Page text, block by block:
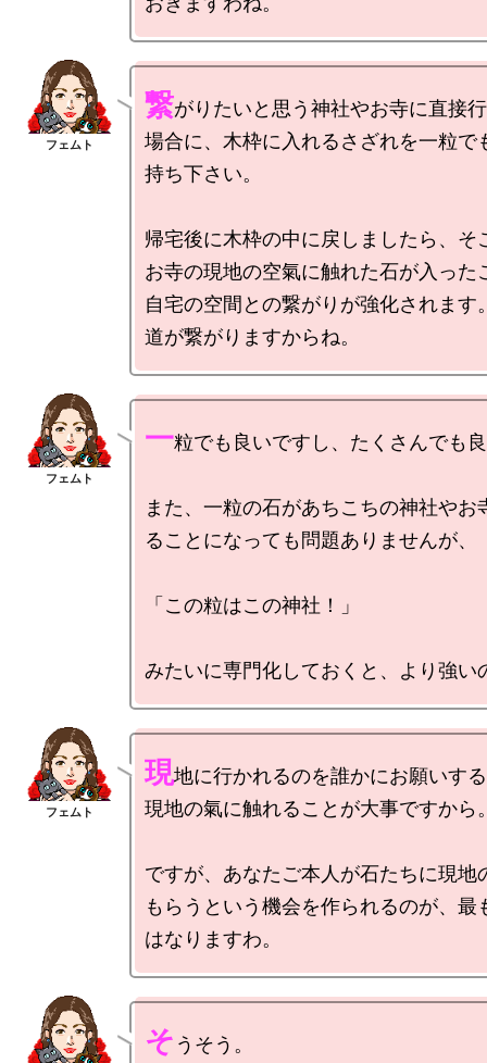
繋がりたいと思う神社やお寺に直接
場合に、木枠に入れるさざれを一粒で
持ち下さい。
帰宅後に木枠の中に戻しましたら、そ
お寺の現地の空氣に触れた石が入った
自宅の空間との繋がりが強化されます
一粒でも良いですし、たくさんでも
また、一粒の石があちこちの神社やお
ることになっても問題ありませんが、
「この粒はこの神社！」
現地に行かれるのを誰かにお願いす
現地の氣に触れることが大事ですから
ですが、あなたご本人が石たちに現地
もらうという機会を作られるのが、最
そ うそう。